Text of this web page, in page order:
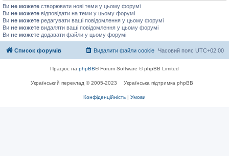
Ви не можете створювати нові теми у цьому форумі
Ви не можете відповідати на теми у цьому форумі
Ви не можете редагувати ваші повідомлення у цьому форумі
Ви не можете видаляти ваші повідомлення у цьому форумі
Ви не можете додавати файли у цьому форумі
Список форумів Часовий пояс UTC+02:00
Видалити файли cookie
Працює на phpBB® Forum Software © phpBB Limited
Український переклад © 2005-2023 Українська підтримка phpBB
Конфіденційність | Умови